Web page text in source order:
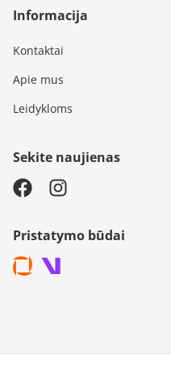
Informacija
Kontaktai
Apie mus
Leidykloms
Sekite naujienas
Pristatymo būdai